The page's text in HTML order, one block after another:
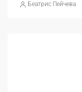
Беатрис Пейчева